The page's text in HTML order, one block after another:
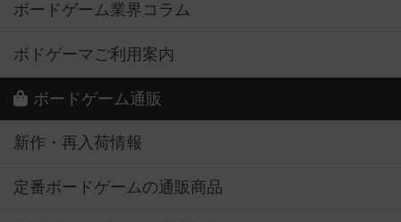
ボードゲーム業界コラム
ボドゲーマご利用案内
ボードゲーム通販
新作・再入荷情報
定番ボードゲームの通販商品